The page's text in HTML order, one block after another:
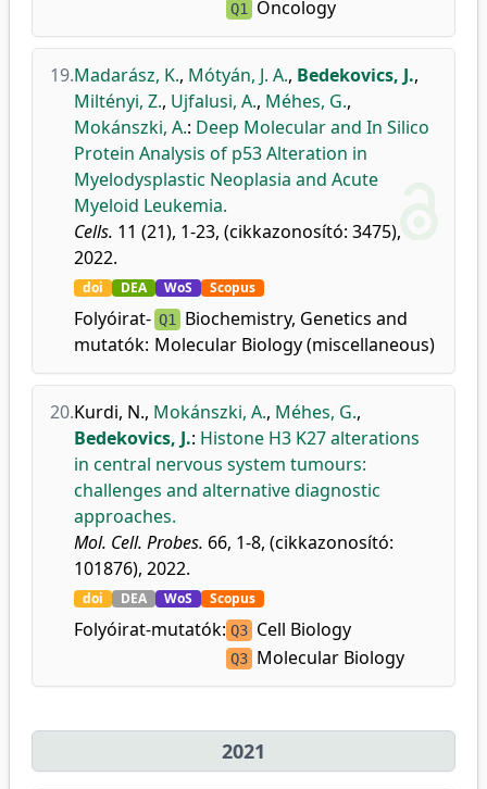
Q1 Oncology
19.Madarász, K., Mótyán, J. A., Bedekovics, J.,
Miltényi, Z., Ujfalusi, A., Méhes, G.,
Mokánszki, A.: Deep Molecular and In Silico
Protein Analysis of p53 Alteration in
Myelodysplastic Neoplasia and Acute
Myeloid Leukemia.
Cells. 11 (21), 1-23, (cikkazonosító: 3475),
2022.
doi DEA WoS Scopus
Folyóirat-
mutatók:
Q1 Biochemistry, Genetics and
Molecular Biology (miscellaneous)
20.Kurdi, N., Mokánszki, A., Méhes, G.,
Bedekovics, J.: Histone H3 K27 alterations
in central nervous system tumours:
challenges and alternative diagnostic
approaches.
Mol. Cell. Probes. 66, 1-8, (cikkazonosító:
101876), 2022.
doi DEA WoS Scopus
Folyóirat-mutatók: Q3 Cell Biology
Q3 Molecular Biology
2021